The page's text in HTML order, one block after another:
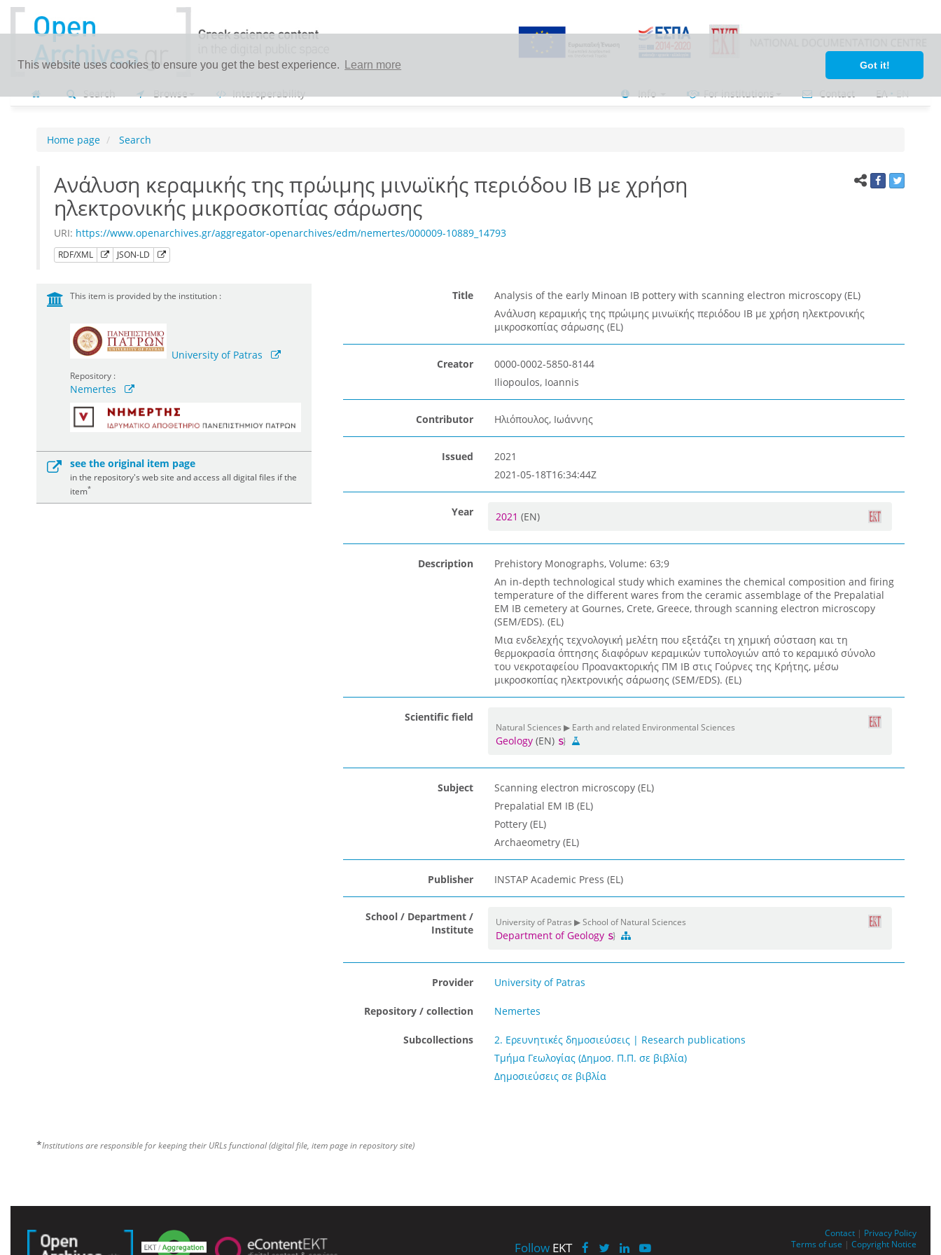
This website uses cookies to ensure you get the best experience. Learn more Got it!
Search Browse Interoperability Info For institutions Contact ΕΛ•ΕΝ
Home page Search
Ανάλυση κεραμικής της πρώιμης μινωϊκής περιόδου ΙΒ με χρήση
ηλεκτρονικής μικροσκοπίας σάρωσης
URI: https://www.openarchives.gr/aggregator-openarchives/edm/nemertes/000009-10889_14793
RDF/XML JSON-LD
This item is provided by the institution :
University of Patras
Repository :
Nemertes
see the original item page
in the repository's web site and access all digital files if the
item*
Title
Analysis of the early Minoan IB pottery with scanning electron microscopy (EL)
Ανάλυση κεραμικής της πρώιμης μινωϊκής περιόδου ΙΒ με χρήση ηλεκτρονικής
μικροσκοπίας σάρωσης (EL)
Creator
0000-0002-5850-8144
Iliopoulos, Ioannis
Contributor Ηλιόπουλος, Ιωάννης
Issued
2021
2021-05-18T16:34:44Z
Year 2021 (EN)
Description
Prehistory Monographs, Volume: 63;9
An in-depth technological study which examines the chemical composition and firing
temperature of the different wares from the ceramic assemblage of the Prepalatial
EM IB cemetery at Gournes, Crete, Greece, through scanning electron microscopy
(SEM/EDS). (EL)
Μια ενδελεχής τεχνολογική μελέτη που εξετάζει τη χημική σύσταση και τη
θερμοκρασία όπτησης διαφόρων κεραμικών τυπολογιών από το κεραμικό σύνολο
του νεκροταφείου Προανακτορικής ΠM IB στις Γούρνες της Κρήτης, μέσω
μικροσκοπίας ηλεκτρονικής σάρωσης (SEM/EDS). (EL)
Scientific field
Natural Sciences ▶ Earth and related Environmental Sciences
Geology(EN)
Subject
Scanning electron microscopy (EL)
Prepalatial EM IB (EL)
Pottery (EL)
Archaeometry (EL)
Publisher INSTAP Academic Press (EL)
School / Department /
Institute
University of Patras ▶ School of Natural Sciences
Department of Geology
Provider University of Patras
Repository / collection Nemertes
Subcollections
2. Ερευνητικές δημοσιεύσεις | Research publications
Τμήμα Γεωλογίας (Δημοσ. Π.Π. σε βιβλία)
Δημοσιεύσεις σε βιβλία
*Institutions are responsible for keeping their URLs functional (digital file, item page in repository site)
Follow EKT
Contact | Privacy Policy
Terms of use | Copyright Notice